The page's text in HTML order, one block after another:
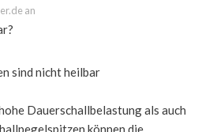
an
sind nicht heilbar
Dauerschallbelastung als auch
können die